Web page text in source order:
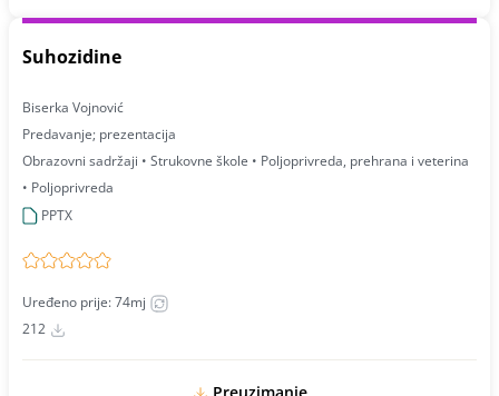
Suhozidine
Biserka Vojnović
Predavanje; prezentacija
Obrazovni sadržaji • Strukovne škole • Poljoprivreda, prehrana i veterina
• Poljoprivreda
PPTX
Uređeno prije: 74mj
212
Preuzimanje